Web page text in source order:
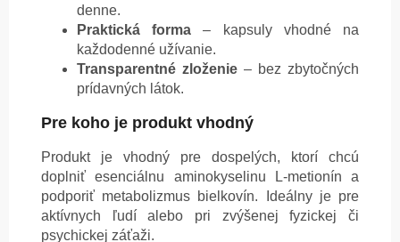
denne.
Praktická forma – kapsuly vhodné na
každodenné užívanie.
Transparentné zloženie – bez zbytočných
prídavných látok.
Pre koho je produkt vhodný
Produkt je vhodný pre dospelých, ktorí chcú
doplniť esenciálnu aminokyselinu L-metionín a
podporiť metabolizmus bielkovín. Ideálny je pre
aktívnych ľudí alebo pri zvýšenej fyzickej či
psychickej záťaži.